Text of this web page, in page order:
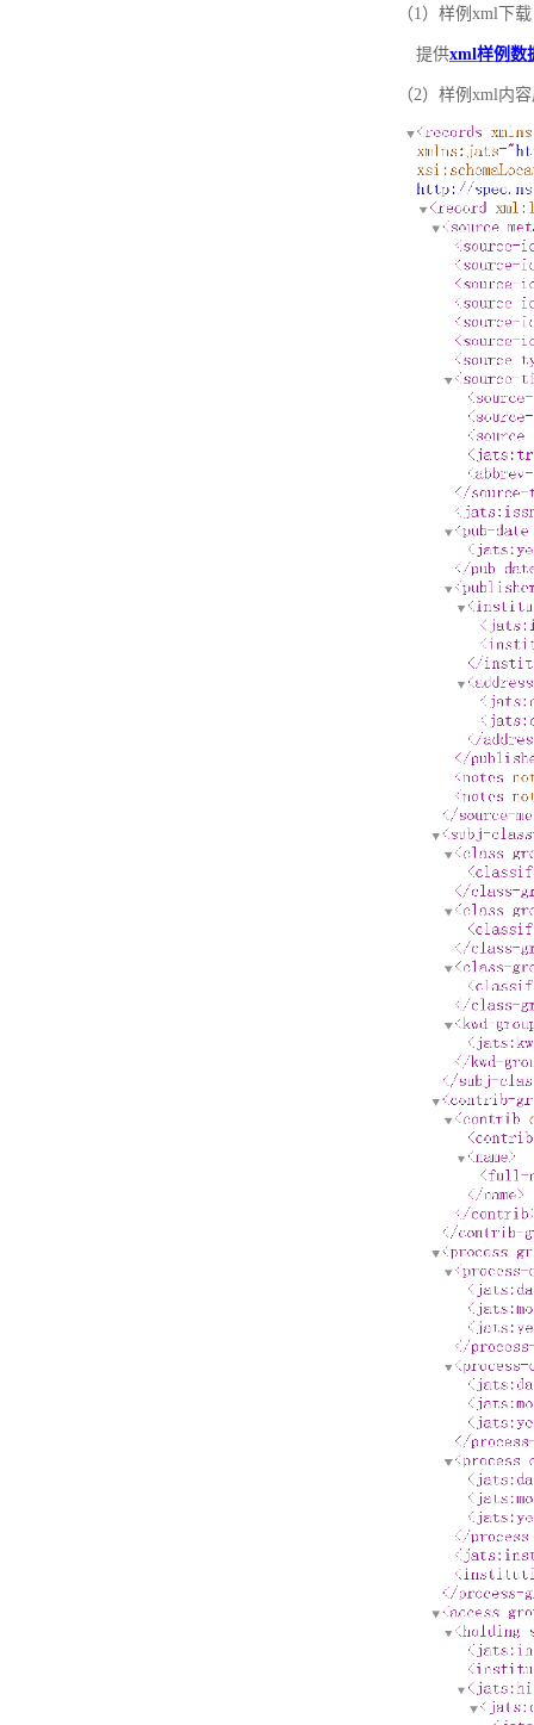
（1）样例xml下载
提供xml样例数
（2）样例xml内